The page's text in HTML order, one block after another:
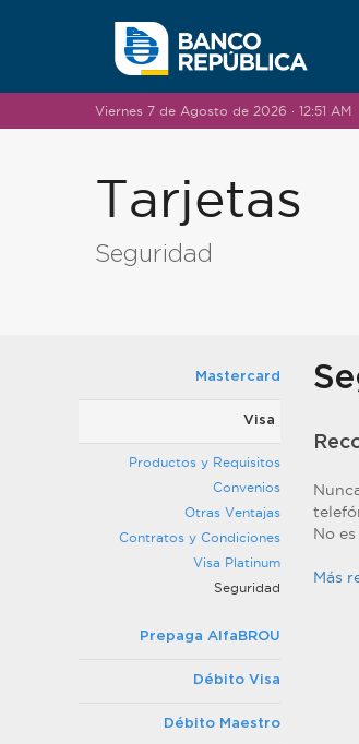
Viernes 7 de Agosto de 2026 · 12:51 AM
Tarjetas
Seguridad
Mastercard
Visa
Productos y Requisitos
Convenios
Otras Ventajas
Contratos y Condiciones
Visa Platinum
Seguridad
Prepaga AlfaBROU
Débito Visa
Débito Maestro
No
Más